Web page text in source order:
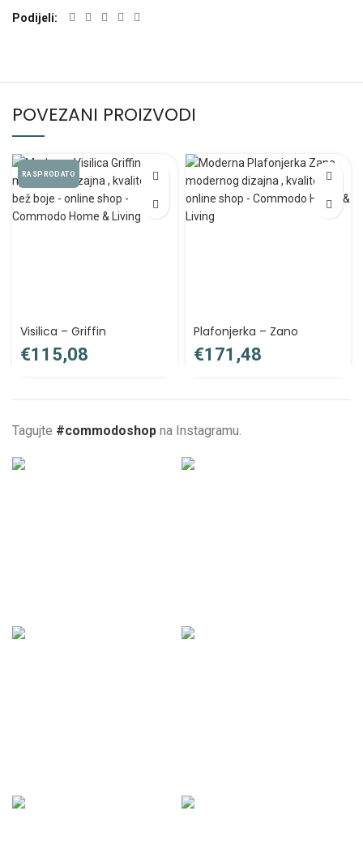
Podijeli
POVEZANI PROIZVODI
RASPRODATO
Visilica – Griffin
€
Plafonjerka – Zano
€
Tagujte #commodoshop na Instagramu.